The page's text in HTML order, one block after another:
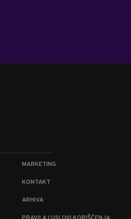
MARKETING
KONTAKT
ARHIVA